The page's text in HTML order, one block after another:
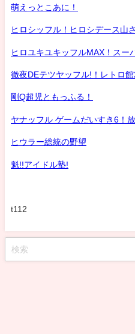
萌えっとこあに！
ヒロシッフル！ヒロシデース山
ヒロユキユキッフルMAX！スー
徹夜DEテツヤッフル!！レトロ館
剛Q超児ともっふる！
ヤナッフル ゲームだいすき6！
ヒウラー総統の野望
魁!!アイドル塾!
t112